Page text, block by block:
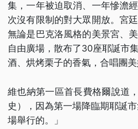
集，一年被迫取消、一年慘澹
次沒有限制的對大眾開放。宮
無論是巴克洛風格的美景宮、
自由廣場，散布了30座耶誕市
酒、烘烤栗子的香氣，合唱團美
維也納第一區首長費格爾說道
史），因為第一場降臨期耶誕
場舉行的。」